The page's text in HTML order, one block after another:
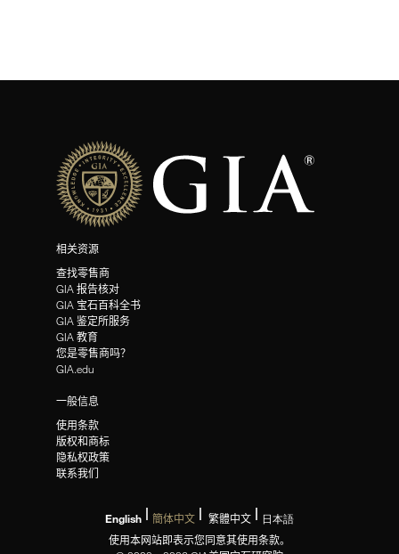
相关资源
查找零售商
GIA 报告核对
GIA 宝石百科全书
GIA 鉴定所服务
GIA 教育
您是零售商吗？
GIA.edu
一般信息
使用条款
版权和商标
隐私权政策
联系我们
English 簡体中文 繁體中文
日本語
使用本网站即表示您同意其使用条款。